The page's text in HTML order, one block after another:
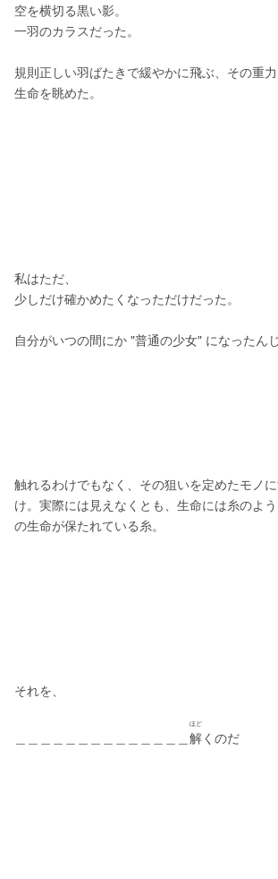
空を横切る黒い影。
一羽のカラスだった。
規則正しい羽ばたきで緩やかに飛ぶ、その重
生命を眺めた。
私はただ、
少しだけ確かめたくなっただけだった。
自分がいつの間にか "普通の少女" になったん
触れるわけでもなく、その狙いを定めたモノ
け。実際には見えなくとも、生命には糸のよ
の生命が保たれている糸。
それを、
解
ほど
くのだ